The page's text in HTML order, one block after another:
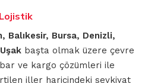
Balıkesir, Bursa, Denizli,
başta olmak üzere çevre
ve kargo çözümleri ile
iller haricindeki sevkiyat